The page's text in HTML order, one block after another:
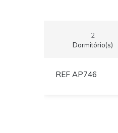
2
Dormitório(s)
REF AP746